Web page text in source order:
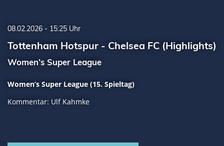
08.02.2026 - 15:25 Uhr
Tottenham Hotspur - Chelsea FC (Highlights)
Women’s Super League
Women’s Super League (15. Spieltag)
Kommentar: Ulf Kahmke